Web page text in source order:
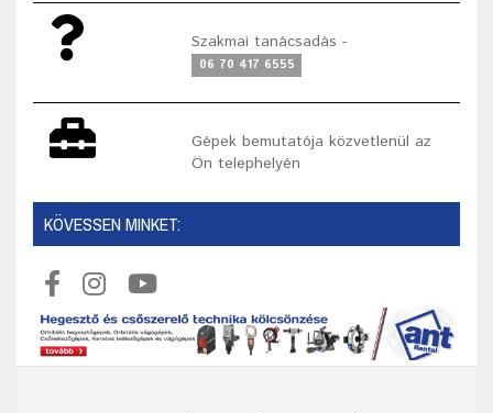
Szakmai tanácsadás -
06 70 417 6555
Gépek bemutatója közvetlenül az
Ön telephelyén
KÖVESSEN MINKET: